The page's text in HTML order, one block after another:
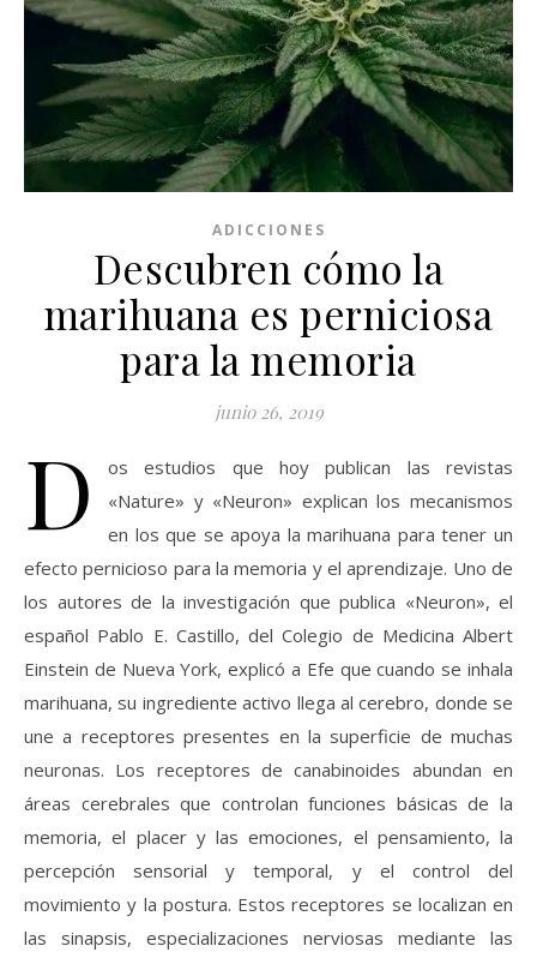
ADICCIONES
Descubren cómo la
marihuana es perniciosa
para la memoria
junio 26, 2019
D
os estudios que hoy publican las revistas
«Nature» y «Neuron» explican los mecanismos
en los que se apoya la marihuana para tener un
efecto pernicioso para la memoria y el aprendizaje. Uno de
los autores de la investigación que publica «Neuron», el
español Pablo E. Castillo, del Colegio de Medicina Albert
Einstein de Nueva York, explicó a Efe que cuando se inhala
marihuana, su ingrediente activo llega al cerebro, donde se
une a receptores presentes en la superficie de muchas
neuronas. Los receptores de canabinoides abundan en
áreas cerebrales que controlan funciones básicas de la
memoria, el placer y las emociones, el pensamiento, la
percepción sensorial y temporal, y el control del
movimiento y la postura. Estos receptores se localizan en
las sinapsis, especializaciones nerviosas mediante las